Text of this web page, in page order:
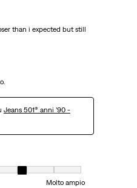
than i expected but still
Jeans 501® anni ’90 -
a Molto aderente e 7 è uguale a Molto
Molto ampio